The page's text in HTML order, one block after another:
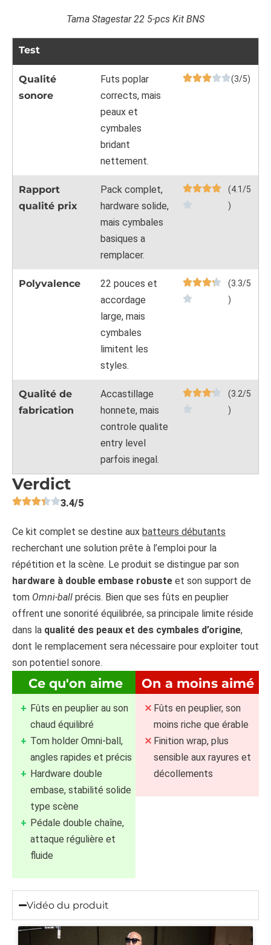
Tama Stagestar 22 5-pcs Kit BNS
Test
Qualité
sonore
Futs poplar
corrects, mais
peaux et
cymbales
bridant
nettement.
(3/5)
Rapport
qualité prix
Pack complet,
hardware solide,
mais cymbales
basiques a
remplacer.
(4.1/5
)
Polyvalence
22 pouces et
accordage
large, mais
cymbales
limitent les
styles.
(3.3/5
)
Qualité de
fabrication
Accastillage
honnete, mais
controle qualite
entry level
parfois inegal.
(3.2/5
)
Verdict
3.4/5
Ce kit complet se destine aux batteurs débutants
recherchant une solution prête à l’emploi pour la
répétition et la scène. Le produit se distingue par son
hardware à double embase robuste et son support de
tom Omni-ball précis. Bien que ses fûts en peuplier
offrent une sonorité équilibrée, sa principale limite réside
dans la qualité des peaux et des cymbales d’origine,
dont le remplacement sera nécessaire pour exploiter tout
son potentiel sonore.
Ce qu'on aime
Fûts en peuplier au son
chaud équilibré
Tom holder Omni-ball,
angles rapides et précis
Hardware double
embase, stabilité solide
type scène
Pédale double chaîne,
attaque régulière et
fluide
On a moins aimé
Fûts en peuplier, son
moins riche que érable
Finition wrap, plus
sensible aux rayures et
décollements
Vidéo du produit